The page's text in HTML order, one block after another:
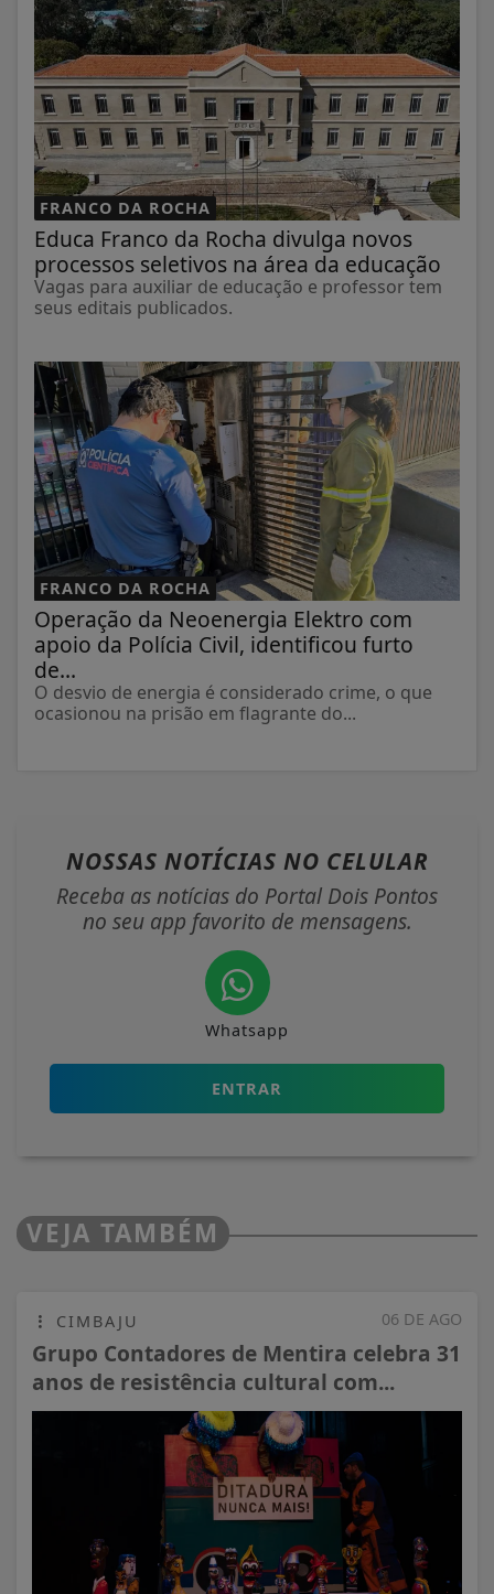
FRANCO DA ROCHA
Educa Franco da Rocha divulga novos
processos seletivos na área da educação
Vagas para auxiliar de educação e professor tem
seus editais publicados.
FRANCO DA ROCHA
Operação da Neoenergia Elektro com
apoio da Polícia Civil, identificou furto
de...
O desvio de energia é considerado crime, o que
ocasionou na prisão em flagrante do...
NOSSAS NOTÍCIAS NO CELULAR
Receba as notícias do Portal Dois Pontos
no seu app favorito de mensagens.
Whatsapp
ENTRAR
VEJA TAMBÉM
06 DE AGO
CIMBAJU
Grupo Contadores de Mentira celebra 31
anos de resistência cultural com...